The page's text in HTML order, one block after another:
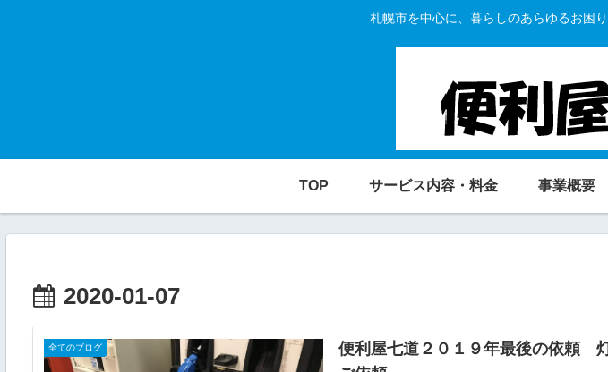
札幌市を中心に、暮らしのあらゆるお困
TOP サービス内容・料金 事業概要
2020-01-07
全てのブログ
便利屋七道２０１９年最後の依頼